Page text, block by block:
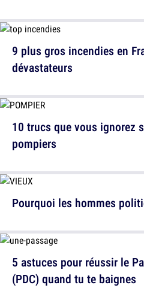
9 plus gros incendies en
dévastateurs
Pourquoi les hommes
10 trucs que vous ignorez
pompiers
5 astuces pour réussir le
(PDC) quand tu te baignes